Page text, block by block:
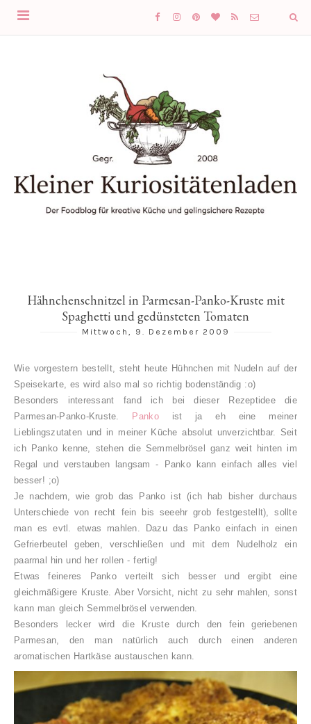
Hähnchenschnitzel in Parmesan-Panko-Kruste mit
Spaghetti und gedünsteten Tomaten
Mittwoch, 9. Dezember 2009
Wie vorgestern bestellt, steht heute Hühnchen mit Nudeln auf der
Speisekarte, es wird also mal so richtig bodenständig :o)
Besonders interessant fand ich bei dieser Rezeptidee die
Parmesan-Panko-Kruste.
Pankoist ja eh eine meiner
Lieblingszutaten und in meiner Küche absolut unverzichtbar. Seit
ich Panko kenne, stehen die Semmelbrösel ganz weit hinten im
Regal und verstauben langsam - Panko kann einfach alles viel
besser! ;o)
Je nachdem, wie grob das Panko ist (ich hab bisher durchaus
Unterschiede von recht fein bis seeehr grob festgestellt), sollte
man es evtl. etwas mahlen. Dazu das Panko einfach in einen
Gefrierbeutel geben, verschließen und mit dem Nudelholz ein
paarmal hin und her rollen - fertig!
Etwas feineres Panko verteilt sich besser und ergibt eine
gleichmäßigere Kruste. Aber Vorsicht, nicht zu sehr mahlen, sonst
kann man gleich Semmelbrösel verwenden.
Besonders lecker wird die Kruste durch den fein geriebenen
Parmesan, den man natürlich auch durch einen anderen
aromatischen Hartkäse austauschen kann.